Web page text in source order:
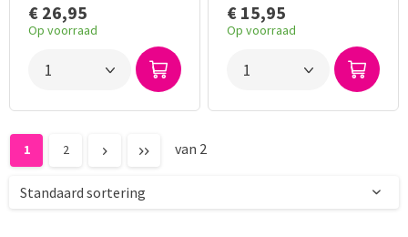
€ 26,95
Op voorraad
€ 15,95
Op voorraad
1 2 van 2